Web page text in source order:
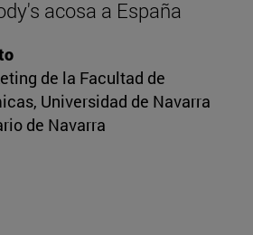
acosa a España
de la Facultad de
Universidad de Navarra
de Navarra